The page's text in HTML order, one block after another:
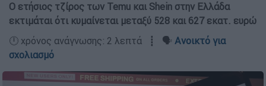
Ο ετήσιος τζίρος των Temu και Shein στην Ελλάδα
εκτιμάται ότι κυμαίνεται μεταξύ 528 και 627 εκατ. ευρώ
🕛 χρόνος ανάγνωσης: 2 λεπτά ┋ 🗣️ Ανοικτό για
σχολιασμό